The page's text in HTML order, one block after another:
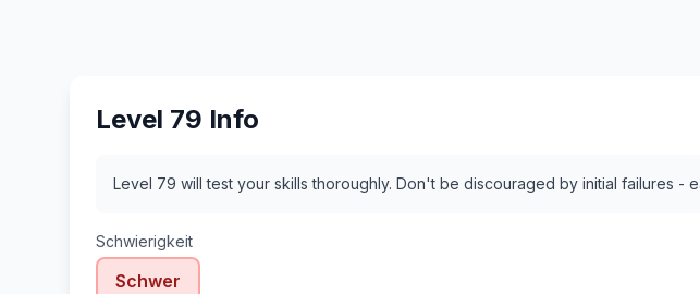
Level 79 Info
Level 79 will test your skills thoroughly. Don't be discouraged by initial failures -
Schwierigkeit
Schwer